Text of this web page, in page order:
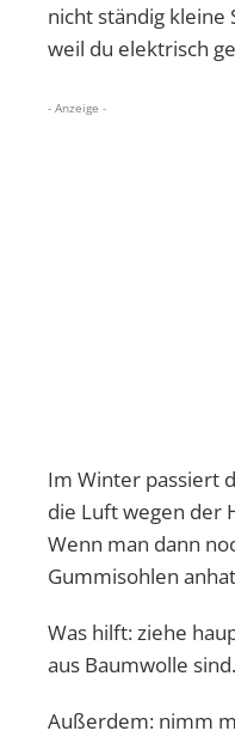
nicht ständig kleine
weil du elektrisch
- Anzeige -
Im Winter passiert
die Luft wegen der
Wenn man dann
Gummisohlen
Was hilft: ziehe
aus Baumwolle sind.
Außerdem: nimm